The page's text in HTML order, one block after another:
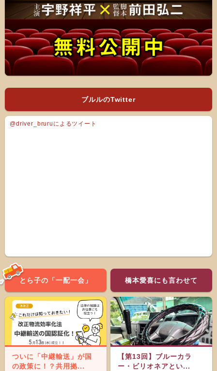
ブルルのTwitter
@driver_bruruによるツイート
とら子の「一配一会」
ついに「中継輸送」が国
の政策に！？共用拠...
橋本愛喜にも言わせて
【第13回】ブルーカラ
ー・ビリオネアとい...